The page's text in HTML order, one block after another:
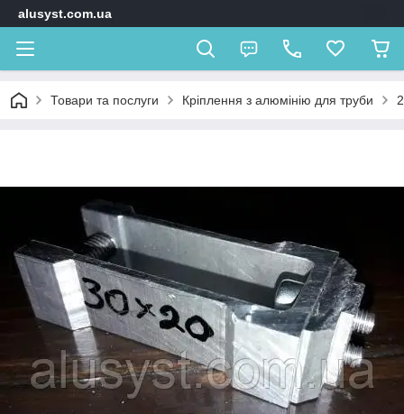
alusyst.com.ua
Товари та послуги Кріплення з алюмінію для труби